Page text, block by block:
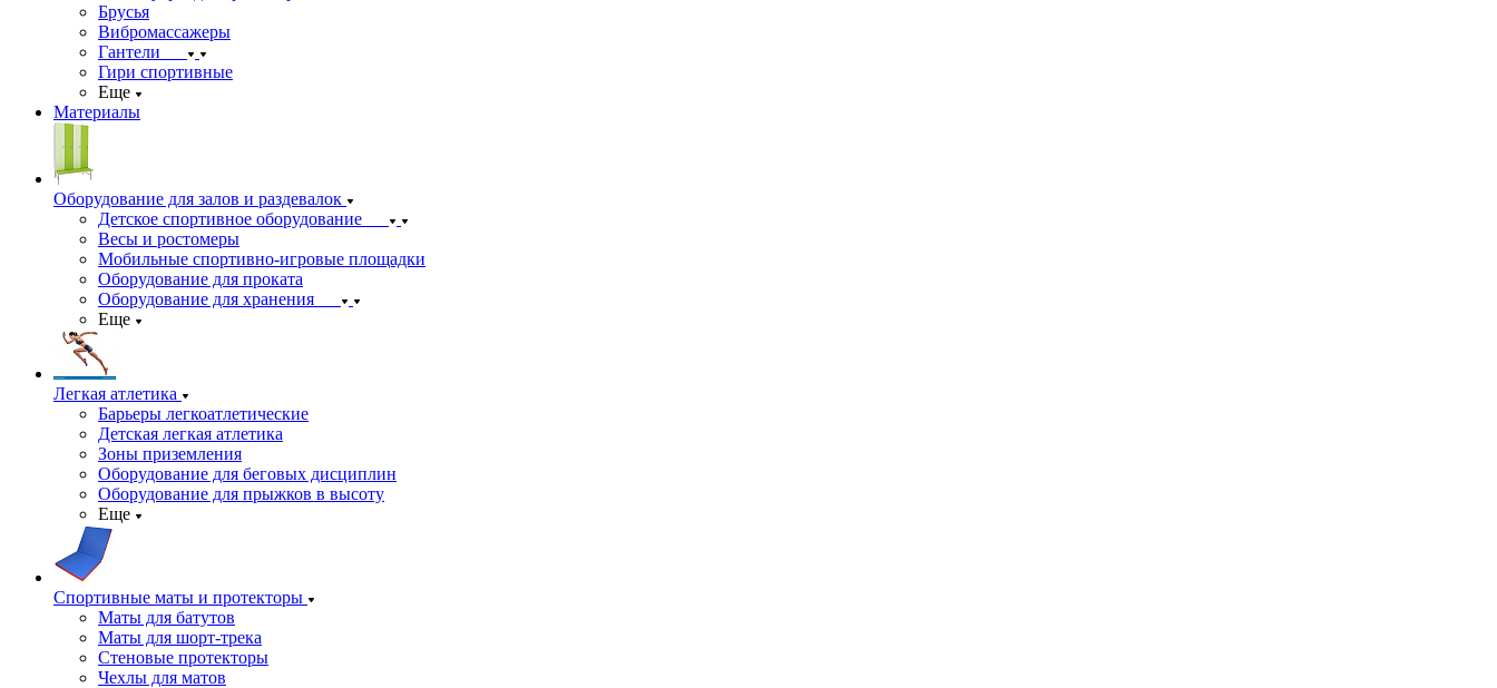
Брусья
Вибромассажеры
Гантели
Гири спортивные
Еще
Материалы
Оборудование для залов и раздевалок
Детское спортивное оборудование
Весы и ростомеры
Мобильные спортивно-игровые площадки
Оборудование для проката
Оборудование для хранения
Еще
Легкая атлетика
Барьеры легкоатлетические
Детская легкая атлетика
Зоны приземления
Оборудование для беговых дисциплин
Оборудование для прыжков в высоту
Еще
Спортивные маты и протекторы
Маты для батутов
Маты для шорт-трека
Стеновые протекторы
Чехлы для матов